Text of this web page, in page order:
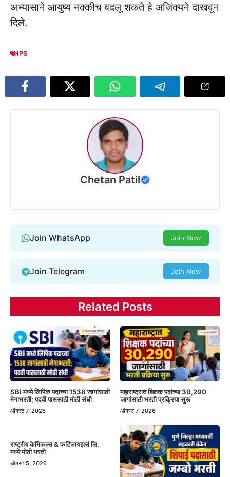
अभ्यासाने आयुष्य नक्कीच बदलू शकते हे अजिंक्यने दाखवून
दिले.
IPS
Chetan Patil
Join WhatsApp Join Now
Join Telegram Join Now
Related Posts
SBI मध्ये लिपिक पदाच्या 1538 जागांसाठी
मेगाभरती; पदवी पाससाठी मोठी संधी
ऑगस्ट 7, 2026
महाराष्ट्रात शिक्षक पदांच्या 30,290
जागांसाठी भरती प्रक्रिया सुरू
ऑगस्ट 7, 2026
राष्ट्रीय केमिकल्स & फर्टिलायझर्स लि.
मध्ये मोठी भरती
ऑगस्ट 5, 2026